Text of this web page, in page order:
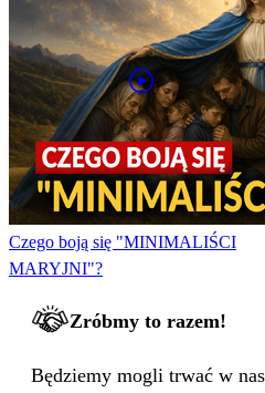
Czego boją się "MINIMALIŚCI
MARYJNI"?
Zróbmy to razem!
Będziemy mogli trwać w